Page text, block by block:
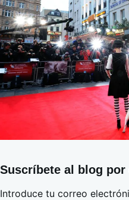
Suscríbete al blog
Introduce tu correo